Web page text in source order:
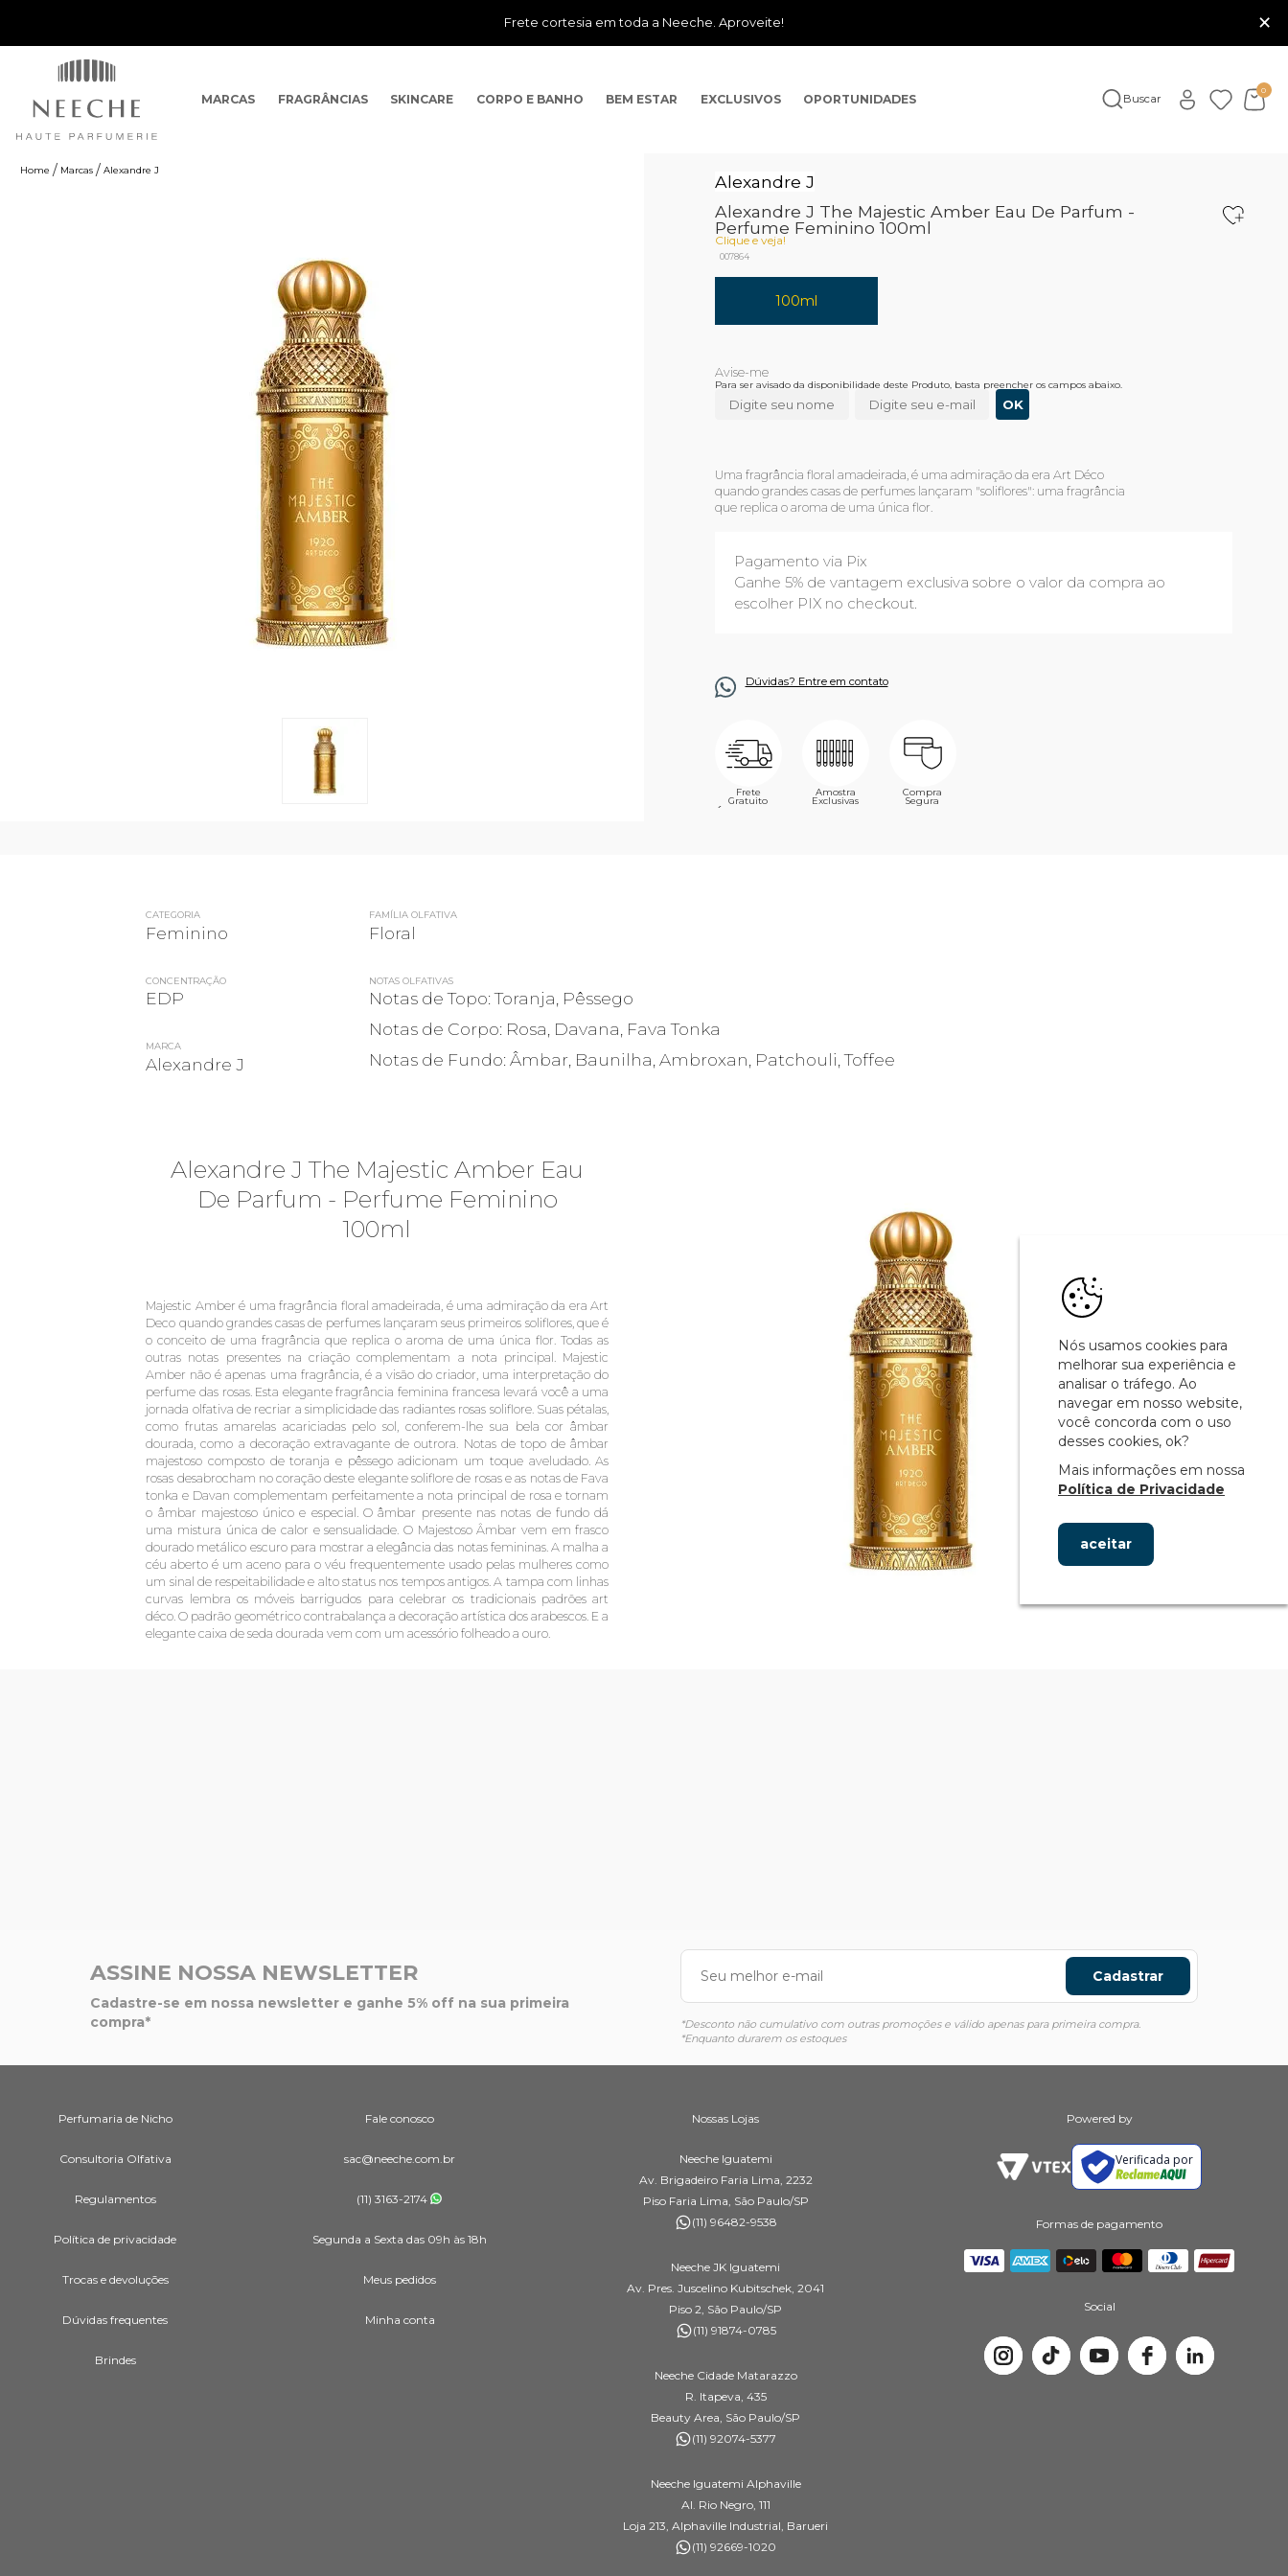
Frete cortesia em toda a Neeche. Aproveite! ×
MARCAS FRAGRÂNCIAS SKINCARE CORPO E BANHO BEM ESTAR EXCLUSIVOS OPORTUNIDADES Buscar
0
Marcas Alexandre J
Alexandre J
Alexandre J The Majestic Amber Eau De Parfum -
Perfume Feminino 100ml
Clique e veja!
007864
100ml
Para ser avisado da disponibilidade deste Produto, basta preencher os campos abaixo.
Uma fragrância floral amadeirada, é uma admiração da era Art Déco
quando grandes casas de perfumes lançaram "soliflores": uma fragrância
que replica o aroma de uma única flor.
Pagamento via Pix
Ganhe 5% de vantagem exclusiva sobre o valor da compra ao
escolher PIX no checkout.
Dúvidas? Entre em contato
Frete
Gratuito
Amostra
Exclusivas
Compra
Segura
´
CATEGORIA
Feminino
CONCENTRAÇÃO
EDP
MARCA
Alexandre J
FAMÍLIA OLFATIVA
Floral
NOTAS OLFATIVAS
Notas de Topo: Toranja, Pêssego
Notas de Corpo: Rosa, Davana, Fava Tonka
Notas de Fundo: Âmbar, Baunilha, Ambroxan, Patchouli, Toffee
Alexandre J The Majestic Amber Eau
De Parfum - Perfume Feminino
100ml
Majestic Amber é uma fragrância floral amadeirada, é uma admiração da era Art
Deco quando grandes casas de perfumes lançaram seus primeiros soliflores, que é
o conceito de uma fragrância que replica o aroma de uma única flor. Todas as
outras notas presentes na criação complementam a nota principal. Majestic
Amber não é apenas uma fragrância, é a visão do criador, uma interpretação do
perfume das rosas. Esta elegante fragrância feminina francesa levará você a uma
jornada olfativa de recriar a simplicidade das radiantes rosas soliflore. Suas pétalas,
como frutas amarelas acariciadas pelo sol, conferem-lhe sua bela cor âmbar
dourada, como a decoração extravagante de outrora. Notas de topo de âmbar
majestoso composto de toranja e pêssego adicionam um toque aveludado. As
rosas desabrocham no coração deste elegante soliflore de rosas e as notas de Fava
tonka e Davan complementam perfeitamente a nota principal de rosa e tornam
o âmbar majestoso único e especial. O âmbar presente nas notas de fundo dá
uma mistura única de calor e sensualidade. O Majestoso Âmbar vem em frasco
dourado metálico escuro para mostrar a elegância das notas femininas. A malha a
céu aberto é um aceno para o véu frequentemente usado pelas mulheres como
um sinal de respeitabilidade e alto status nos tempos antigos. A tampa com linhas
curvas lembra os móveis barrigudos para celebrar os tradicionais padrões art
déco. O padrão geométrico contrabalança a decoração artística dos arabescos. E a
elegante caixa de seda dourada vem com um acessório folheado a ouro.
ASSINE NOSSA NEWSLETTER
Cadastre-se em nossa newsletter e ganhe 5% off na sua primeira
compra*
Cadastrar
*Desconto não cumulativo com outras promoções e válido apenas para primeira compra.
*Enquanto durarem os estoques
Perfumaria de Nicho
Consultoria Olfativa
Regulamentos
Política de privacidade
Trocas e devoluções
Dúvidas frequentes
Brindes
Fale conosco
sac@neeche.com.br
(11) 3163-2174
Segunda a Sexta das 09h às 18h
Meus pedidos
Minha conta
Nossas Lojas
Neeche Iguatemi
Av. Brigadeiro Faria Lima, 2232
Piso Faria Lima, São Paulo/SP
(11) 96482-9538
Neeche JK Iguatemi
Av. Pres. Juscelino Kubitschek, 2041
Piso 2, São Paulo/SP
(11) 91874-0785
Neeche Cidade Matarazzo
R. Itapeva, 435
Beauty Area, São Paulo/SP
(11) 92074-5377
Neeche Iguatemi Alphaville
Al. Rio Negro, 111
Loja 213, Alphaville Industrial, Barueri
(11) 92669-1020
Powered by
Verificada por
Formas de pagamento
Social
Nós usamos cookies para
melhorar sua experiência e
analisar o tráfego. Ao
navegar em nosso website,
você concorda com o uso
desses cookies, ok?
Mais informações em nossa
Política de Privacidade
aceitar